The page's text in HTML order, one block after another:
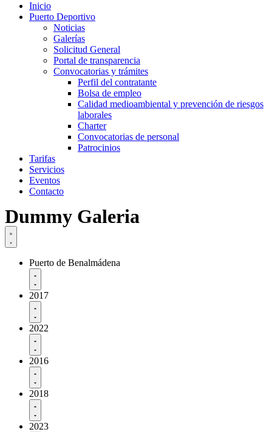
Inicio
Puerto Deportivo
Noticias
Galerías
Solicitud General
Portal de transparencia
Convocatorias y trámites
Perfil del contratante
Bolsa de empleo
Calidad medioambiental y prevención de riesgos
laborales
Charter
Convocatorias de personal
Patrocinios
Tarifas
Servicios
Eventos
Contacto
Dummy Galeria
Puerto de Benalmádena
2017
2022
2016
2018
2023